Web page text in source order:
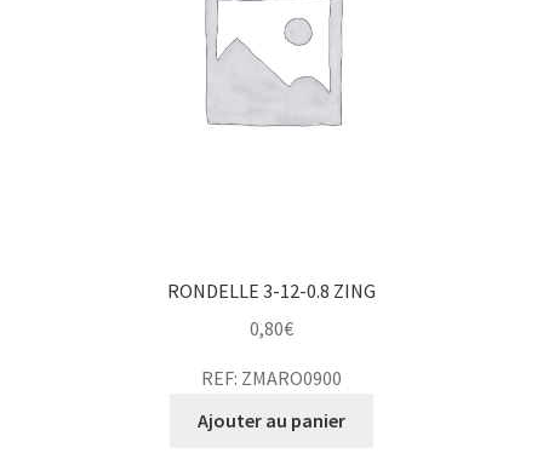
RONDELLE 3-12-0.8 ZING
0,80€
REF: ZMARO0900
Ajouter au panier